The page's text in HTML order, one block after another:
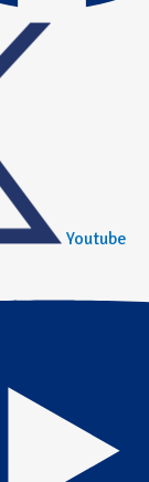
Youtube